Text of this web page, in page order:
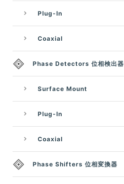
Plug-In
Coaxial
Phase Detectors 位相検出器
Surface Mount
Plug-In
Coaxial
Phase Shifters 位相変換器